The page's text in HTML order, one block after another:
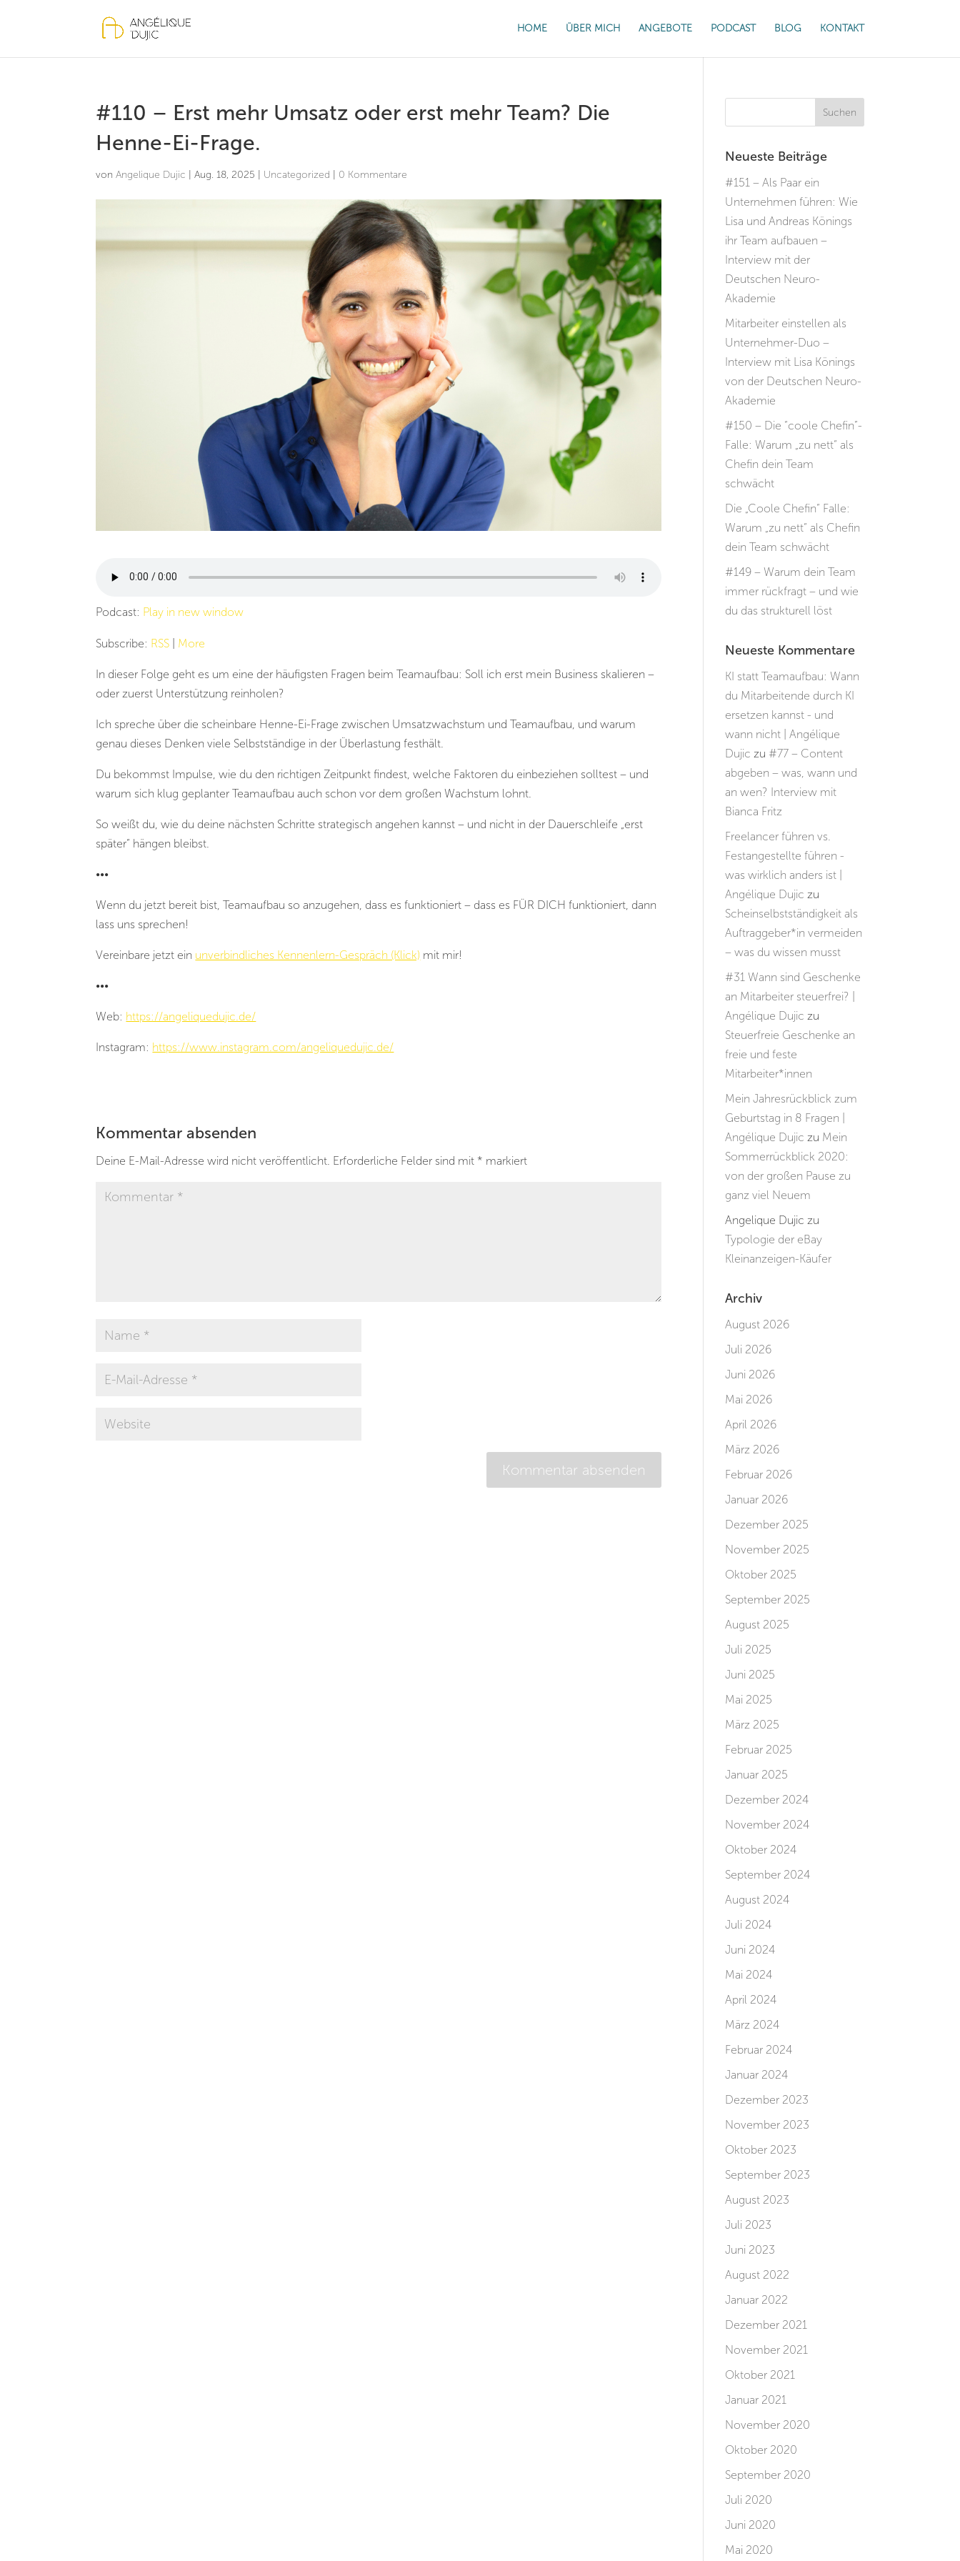
HOME ÜBER MICH ANGEBOTE PODCAST BLOG KONTAKT
#110 – Erst mehr Umsatz oder erst mehr Team? Die
Henne-Ei-Frage.
vonAngelique Dujic |Aug. 18, 2025 Uncategorized 0 Kommentare
Podcast: Play in new window
Subscribe: RSS More
In dieser Folge geht es um eine der häufigsten Fragen beim Teamaufbau: Soll ich erst mein Business skalieren –
oder zuerst Unterstützung reinholen?
Ich spreche über die scheinbare Henne-Ei-Frage zwischen Umsatzwachstum und Teamaufbau, und warum
genau dieses Denken viele Selbstständige in der Überlastung festhält.
Du bekommst Impulse, wie du den richtigen Zeitpunkt findest, welche Faktoren du einbeziehen solltest – und
warum sich klug geplanter Teamaufbau auch schon vor dem großen Wachstum lohnt.
So weißt du, wie du deine nächsten Schritte strategisch angehen kannst – und nicht in der Dauerschleife „erst
später“ hängen bleibst.
•••
Wenn du jetzt bereit bist, Teamaufbau so anzugehen, dass es funktioniert – dass es FÜR DICH funktioniert, dann
lass uns sprechen!
Vereinbare jetzt ein unverbindliches Kennenlern-Gespräch (Klick) mit mir!
•••
Web: https://angeliquedujic.de/
Instagram: https://www.instagram.com/angeliquedujic.de/
Kommentar absenden
Deine E-Mail-Adresse wird nicht veröffentlicht. Erforderliche Felder sind mit * markiert
Neueste Beiträge
#151 – Als Paar ein
Unternehmen führen: Wie
Lisa und Andreas Könings
ihr Team aufbauen –
Interview mit der
Deutschen Neuro-
Akademie
Mitarbeiter einstellen als
Unternehmer-Duo –
Interview mit Lisa Könings
von der Deutschen Neuro-
Akademie
#150 – Die “coole Chefin”-
Falle: Warum „zu nett“ als
Chefin dein Team
schwächt
Die „Coole Chefin“ Falle:
Warum „zu nett“ als Chefin
dein Team schwächt
#149 – Warum dein Team
immer rückfragt – und wie
du das strukturell löst
Neueste Kommentare
KI statt Teamaufbau: Wann
du Mitarbeitende durch KI
ersetzen kannst - und
wann nicht | Angélique
Dujic zu #77 – Content
abgeben – was, wann und
an wen? Interview mit
Bianca Fritz
Freelancer führen vs.
Festangestellte führen -
was wirklich anders ist |
Angélique Dujic zu
Scheinselbstständigkeit als
Auftraggeber*in vermeiden
– was du wissen musst
#31 Wann sind Geschenke
an Mitarbeiter steuerfrei? |
Angélique Dujic zu
Steuerfreie Geschenke an
freie und feste
Mitarbeiter*innen
Mein Jahresrückblick zum
Geburtstag in 8 Fragen |
Angélique Dujic zu Mein
Sommerrückblick 2020:
von der großen Pause zu
ganz viel Neuem
Angelique Dujic zu
Typologie der eBay
Kleinanzeigen-Käufer
Archiv
August 2026
Juli 2026
Juni 2026
Mai 2026
April 2026
März 2026
Februar 2026
Januar 2026
Dezember 2025
November 2025
Oktober 2025
September 2025
August 2025
Juli 2025
Juni 2025
Mai 2025
März 2025
Februar 2025
Januar 2025
Dezember 2024
November 2024
Oktober 2024
September 2024
August 2024
Juli 2024
Juni 2024
Mai 2024
April 2024
März 2024
Februar 2024
Januar 2024
Dezember 2023
November 2023
Oktober 2023
September 2023
August 2023
Juli 2023
Juni 2023
August 2022
Januar 2022
Dezember 2021
November 2021
Oktober 2021
Januar 2021
November 2020
Oktober 2020
September 2020
Juli 2020
Juni 2020
Mai 2020